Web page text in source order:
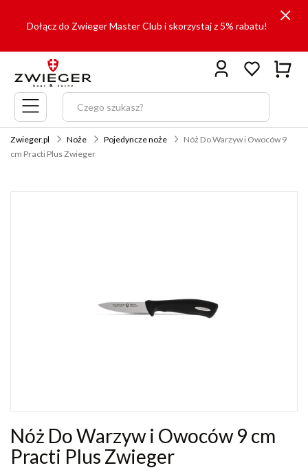
Dołącz do Zwieger Master Club i skorzystaj z 5% rabatu!
Menu
główne
Zwieger.pl Noże Pojedyncze noże
Nóż Do Warzyw i Owoców 9
cm Practi Plus Zwieger
Nóż Do Warzyw i Owoców 9 cm
Practi Plus Zwieger